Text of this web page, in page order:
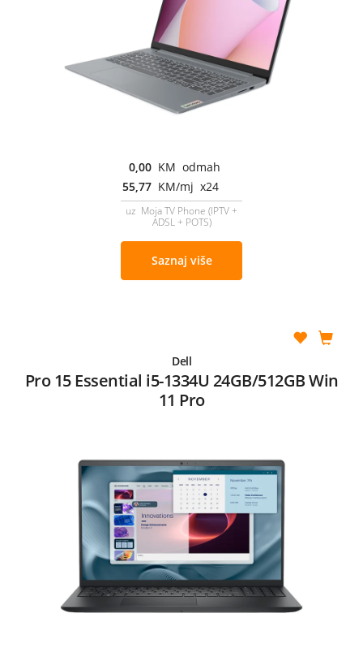
0,00 KM odmah
55,77 KM/mj x24
uz Moja TV Phone (IPTV +
ADSL + POTS)
Saznaj više
Dell
Pro 15 Essential i5-1334U 24GB/512GB Win
11 Pro